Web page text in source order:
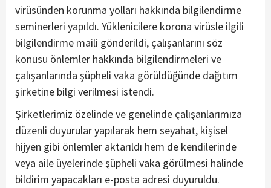
virüsünden korunma yolları hakkında bilgilendirme
seminerleri yapıldı. Yüklenicilere korona virüsle ilgili
bilgilendirme maili gönderildi, çalışanlarını söz
konusu önlemler hakkında bilgilendirmeleri ve
çalışanlarında şüpheli vaka görüldüğünde dağıtım
şirketine bilgi verilmesi istendi.
Şirketlerimiz özelinde ve genelinde çalışanlarımıza
düzenli duyurular yapılarak hem seyahat, kişisel
hijyen gibi önlemler aktarıldı hem de kendilerinde
veya aile üyelerinde şüpheli vaka görülmesi halinde
bildirim yapacakları e-posta adresi duyuruldu.